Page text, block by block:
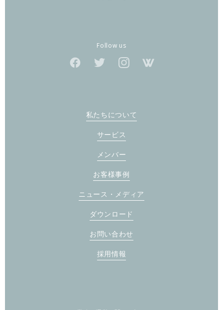
Follow us
私たちについて
サービス
メンバー
お客様事例
ニュース・メディア
ダウンロード
お問い合わせ
採用情報